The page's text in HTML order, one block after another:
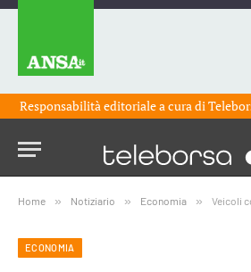
Responsabilità editoriale a cura di
Home » Notiziario » Economia » Veicoli
ECONOMIA